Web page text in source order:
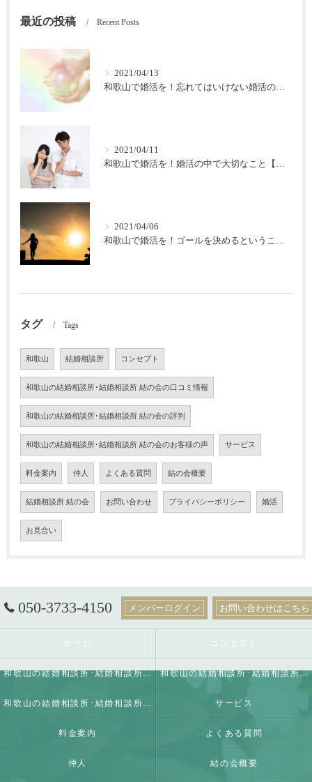
最近の投稿 Recent Posts
2021/04/13
和歌山で婚活を！忘れてはいけない婚活の秘訣【結の会】
2021/04/11
和歌山で婚活を！婚活の中で大切なこと【結の会】
2021/04/06
和歌山で婚活を！ゴールを決めるということ【結の会】
タグ Tags
和歌山 結婚相談所 コンセプト
和歌山の結婚相談所･結婚相談所 結の会の口コミ情報
和歌山の結婚相談所･結婚相談所 結の会の評判
和歌山の結婚相談所･結婚相談所 結の会のお客様の声 サービス
料金案内 仲人 よくある質問 結の会概要
結婚相談所 結の会 お問い合わせ プライバシーポリシー 婚活
お見合い
050-3733-4150 メンバーログイン お問い合わせはこちら
ホーム コンセプト
和歌山の結婚相談所･結婚相談所 結の会の口コミ情報 和歌山の結婚相談所･結婚相談所 結の会の評判
和歌山の結婚相談所･結婚相談所 結の会のお客様の声 サービス
料金案内 よくある質問
仲人 結の会概要